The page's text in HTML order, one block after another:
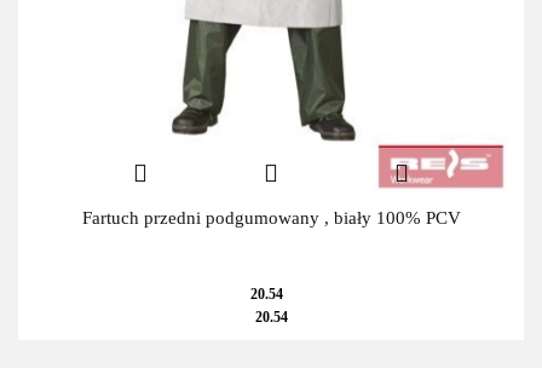
Fartuch przedni podgumowany , biały 100% PCV
20.54
20.54